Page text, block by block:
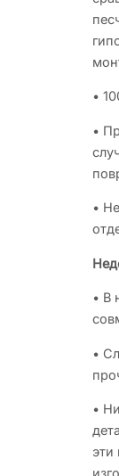
•
•
•
• В
•
•
эти